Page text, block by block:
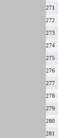
271
272
273
274
275
276
277
278
279
280
281